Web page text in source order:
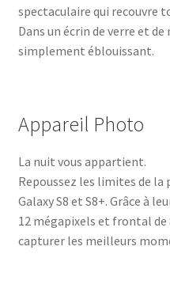
spectaculaire qui recouvre
Dans un écrin de verre et
simplement éblouissant.
Appareil Photo
La nuit vous appartient.
Repoussez les limites de
Galaxy S8 et S8+. Grâce à
12 mégapixels et frontal de
capturer les meilleurs